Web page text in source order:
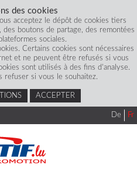
des cookies
acceptez le dépôt de cookies tiers
boutons de partage, des remontées
sociales.
Certains cookies sont nécessaires
et ne peuvent être refusés si vous
sont utilisés à des fins d'analyse.
refuser si vous le souhaitez.
ACCEPTER
De Fr